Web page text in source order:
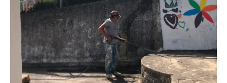
Acesso ao conteúdo online
Acesso aos conteúdos Exclusivos para
assinantes
Ofertas para assinatura anual